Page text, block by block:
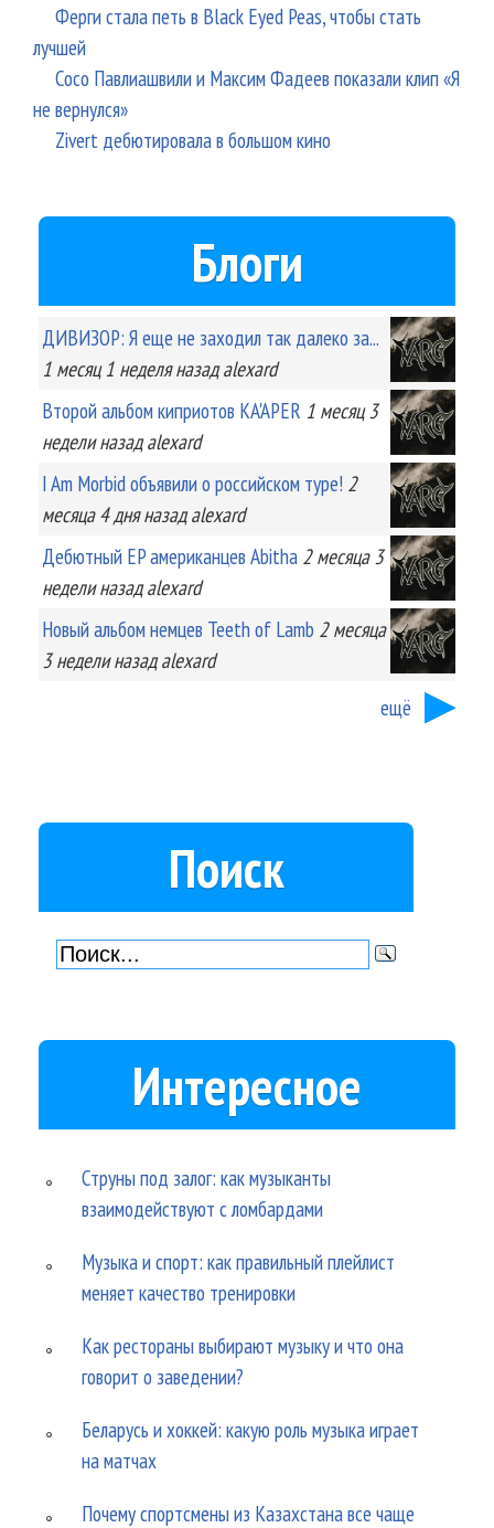
Ферги стала петь в Black Eyed Peas, чтобы стать
лучшей
Сосо Павлиашвили и Максим Фадеев показали клип «Я
не вернулся»
Zivert дебютировала в большом кино
Блоги
ДИВИЗОР: Я еще не заходил так далеко за...
1 месяц 1 неделяназад alexard
Второй альбом киприотов KA'APER 1 месяц 3
неделиназад alexard
I Am Morbid объявили о российском туре! 2
месяца 4 дняназад alexard
Дебютный EP американцев Abitha 2 месяца 3
неделиназад alexard
Новый альбом немцев Teeth of Lamb 2 месяца
3 неделиназад alexard
ещё
Поиск
Интересное
Струны под залог: как музыканты
взаимодействуют с ломбардами
Музыка и спорт: как правильный плейлист
меняет качество тренировки
Как рестораны выбирают музыку и что она
говорит о заведении?
Беларусь и хоккей: какую роль музыка играет
на матчах
Почему спортсмены из Казахстана все чаще